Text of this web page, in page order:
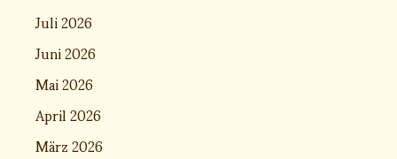
Juli 2026
Juni 2026
Mai 2026
April 2026
März 2026